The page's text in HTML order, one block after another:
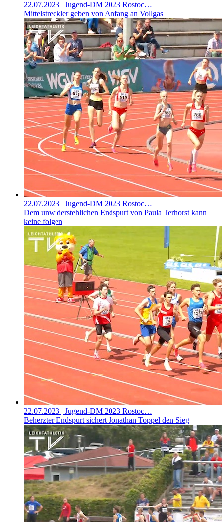
22.07.2023 | Jugend-DM 2023 Rostoc…
Mittelstreckler geben von Anfang an Vollgas
22.07.2023 | Jugend-DM 2023 Rostoc…
Dem unwiderstehlichen Endspurt von Paula Terhorst kann
keine folgen
22.07.2023 | Jugend-DM 2023 Rostoc…
Beherzter Endspurt sichert Jonathan Toppel den Sieg